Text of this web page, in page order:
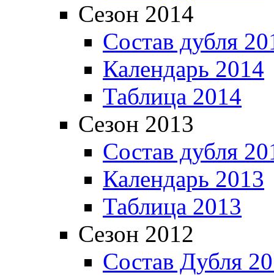
Сезон 2014
Состав дубля
Календарь 2014
Таблица 2014
Сезон 2013
Состав дубля
Календарь 2013
Таблица 2013
Сезон 2012
Состав Дубля